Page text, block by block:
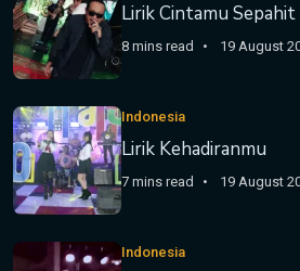
Lirik Cintamu
8 mins read 19 August
Indonesia
Lirik Kehadiranmu
7 mins read 19 August
Indonesia